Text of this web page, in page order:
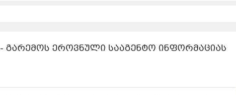
გარემოს ეროვნული სააგენტო ინფორმაციას